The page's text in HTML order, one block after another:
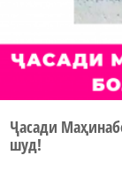
Ҷасади
шуд!